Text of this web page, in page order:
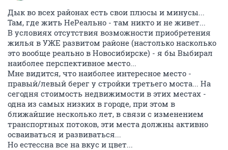
Дык во всех районах есть свои плюсы и минусы...
Там, где жить НеРеально - там никто и не живет...
В условиях отсутствия возможности приобретения
жилья в УЖЕ развитом районе (настолько насколько
это вообще реально в Новосибирске) - я бы Выбирал
наиболее перспективное место...
Мне видится, что наиболее интересное место -
правый/левый берег у стройки третьего моста... На
сегодня стоимость недвижимости в этих местах -
одна из самых низких в городе, при этом в
ближайшие несколько лет, в связи с изменением
транспортных потоков, эти места должны активно
осваиваться и развиваться...
Но естессна все на вкус и цвет...